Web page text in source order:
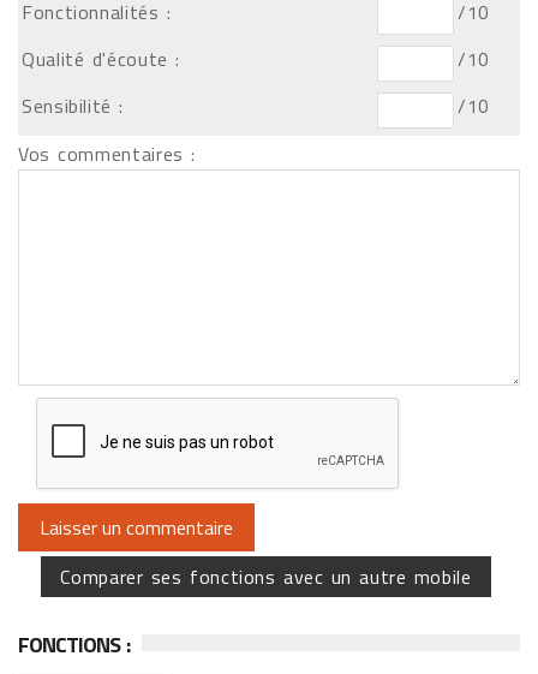
Fonctionnalités :
/10
Qualité d'écoute :
/10
Sensibilité :
/10
Vos commentaires :
Comparer ses fonctions avec un autre mobile
FONCTIONS :